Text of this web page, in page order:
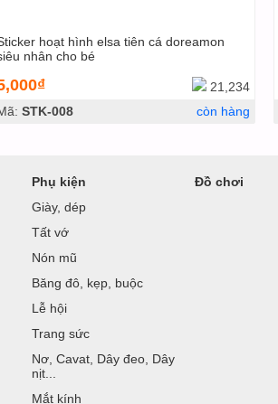
hoạt hình elsa tiên cá doreamon
nhân cho bé
21,234
STK-008 còn hàng
Phụ kiện
Giày, dép
Tất vớ
Nón mũ
Băng đô, kẹp, buộc
Lễ hội
Trang sức
Nơ, Cavat, Dây đeo, Dây
nịt...
Mắt kính
Đồ chơi